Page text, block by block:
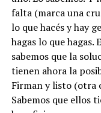
falta (marca una
lo que hacés y hay
hagas lo que hagas.
sabemos que la
tienen ahora la
Firman y listo (otra
Sabemos que ellos